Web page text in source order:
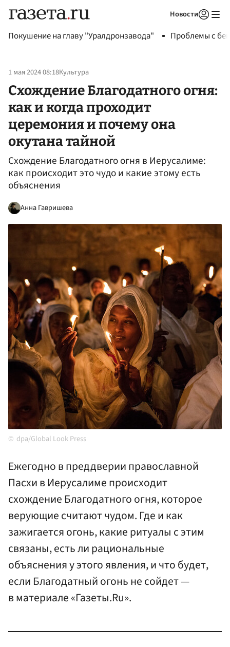
Новости
Покушение на главу "Уралдронзавода" Проблемы с
1 мая 2024 08:18Культура
Схождение Благодатного огня:
как и когда проходит
церемония и почему она
окутана тайной
Схождение Благодатного огня в Иерусалиме:
как происходит это чудо и какие этому есть
объяснения
Анна Гавришева
dpa/Global Look Press
Ежегодно в преддверии православной
Пасхи в Иерусалиме происходит
схождение Благодатного огня, которое
верующие считают чудом. Где и как
зажигается огонь, какие ритуалы с этим
связаны, есть ли рациональные
объяснения у этого явления, и что будет,
если Благодатный огонь не сойдет —
в материале «Газеты.Ru».